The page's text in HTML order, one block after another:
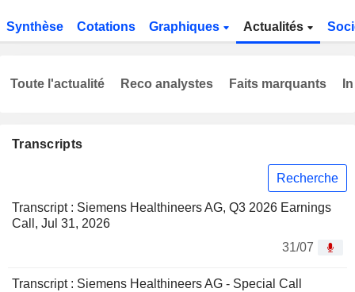
Synthèse Cotations Graphiques Actualités
Transcripts
Recherche
Transcript : Siemens Healthineers AG, Q3 2026 Earnings
Call, Jul 31, 2026
31/07
Transcript : Siemens Healthineers AG - Special Call
Toute l'actualité Reco analystes Faits marquants